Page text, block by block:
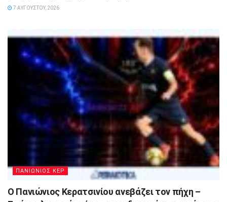
7 ΑΥΓΟΎΣΤΟΥ, 2026
ΠΑΝΙΩΝΙΟΣ ΚΕΡ
Ο Πανιώνιος Κερατσινίου ανεβάζει τον πήχη –